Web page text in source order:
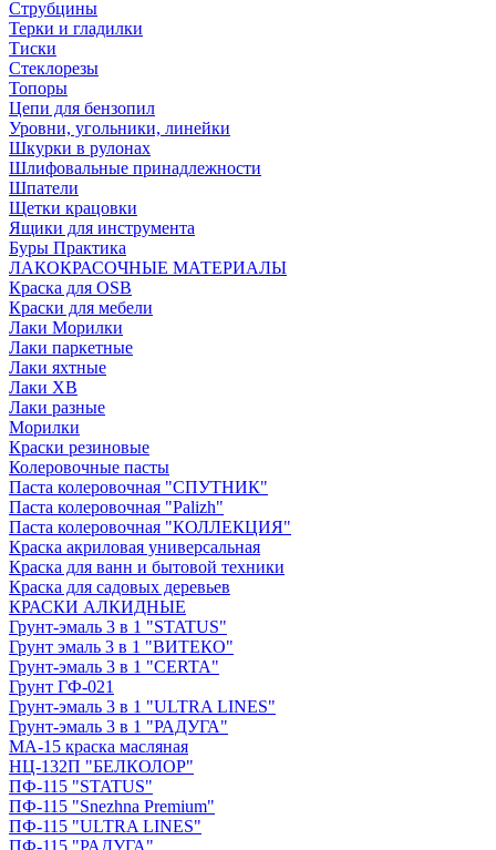
Струбцины
Терки и гладилки
Тиски
Стеклорезы
Топоры
Цепи для бензопил
Уровни, угольники, линейки
Шкурки в рулонах
Шлифовальные принадлежности
Шпатели
Щетки крацовки
Ящики для инструмента
Буры Практика
ЛАКОКРАСОЧНЫЕ МАТЕРИАЛЫ
Краска для OSB
Краски для мебели
Лаки Морилки
Лаки паркетные
Лаки яхтные
Лаки ХВ
Лаки разные
Морилки
Краски резиновые
Колеровочные пасты
Паста колеровочная "СПУТНИК"
Паста колеровочная "Palizh"
Паста колеровочная "КОЛЛЕКЦИЯ"
Краска акриловая универсальная
Краска для ванн и бытовой техники
Краска для садовых деревьев
КРАСКИ АЛКИДНЫЕ
Грунт-эмаль 3 в 1 "STATUS"
Грунт эмаль 3 в 1 "ВИТЕКО"
Грунт-эмаль 3 в 1 "CERTA"
Грунт ГФ-021
Грунт-эмаль 3 в 1 "ULTRA LINES"
Грунт-эмаль 3 в 1 "РАДУГА"
МА-15 краска масляная
НЦ-132П "БЕЛКОЛОР"
ПФ-115 "STATUS"
ПФ-115 "Snezhna Premium"
ПФ-115 "ULTRA LINES"
ПФ-115 "РАДУГА"